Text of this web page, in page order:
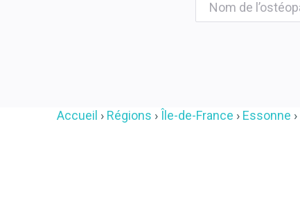
Accueil Régions Île-de-France Essonne